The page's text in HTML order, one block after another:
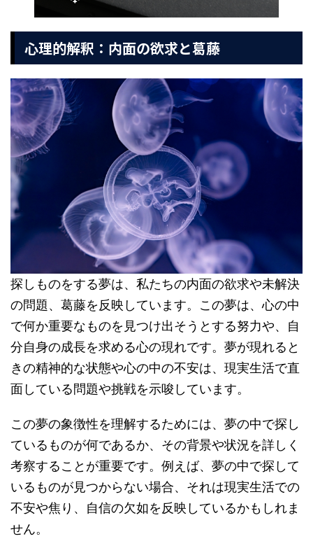
心理的解釈：内面の欲求と葛藤
探しものをする夢は、私たちの内面の欲求や未解決
の問題、葛藤を反映しています。この夢は、心の中
で何か重要なものを見つけ出そうとする努力や、自
分自身の成長を求める心の現れです。夢が現れると
きの精神的な状態や心の中の不安は、現実生活で直
面している問題や挑戦を示唆しています。
この夢の象徴性を理解するためには、夢の中で探し
ているものが何であるか、その背景や状況を詳しく
考察することが重要です。例えば、夢の中で探して
いるものが見つからない場合、それは現実生活での
不安や焦り、自信の欠如を反映しているかもしれま
せん。